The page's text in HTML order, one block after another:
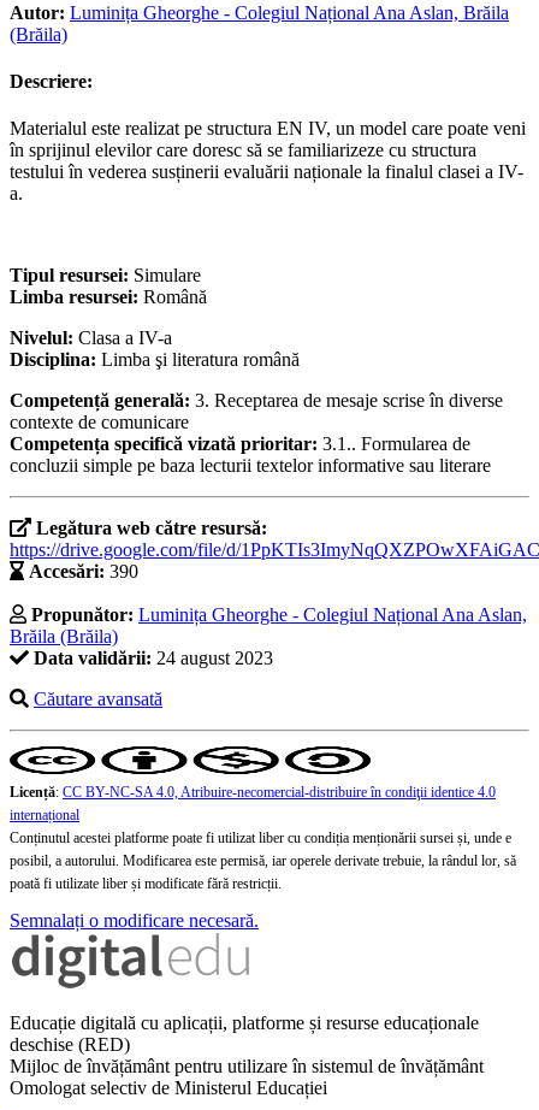
Autor: Luminița Gheorghe - Colegiul Național Ana Aslan, Brăila
(Brăila)
Descriere:
Materialul este realizat pe structura EN IV, un model care poate veni
în sprijinul elevilor care doresc să se familiarizeze cu structura
testului în vederea susținerii evaluării naționale la finalul clasei a IV-
a.
Tipul resursei: Simulare
Limba resursei: Română
Nivelul: Clasa a IV-a
Disciplina: Limba şi literatura română
Competență generală: 3. Receptarea de mesaje scrise în diverse
contexte de comunicare
Competența specifică vizată prioritar: 3.1.. Formularea de
concluzii simple pe baza lecturii textelor informative sau literare
Legătura web către resursă:
https://drive.google.com/file/d/
Accesări: 390
Propunător: Luminița Gheorghe - Colegiul Național Ana Aslan,
Brăila (Brăila)
Data validării: 24 august 2023
Căutare avansată
Licență: CC BY-NC-SA 4.0, Atribuire-necomercial-distribuire în condiţii identice 4.0
internațional
Conținutul acestei platforme poate fi utilizat liber cu condiția menționării sursei și, unde e
posibil, a autorului. Modificarea este permisă, iar operele derivate trebuie, la rândul lor, să
poată fi utilizate liber și modificate fără restricții.
Semnalați o modificare necesară.
Educație digitală cu aplicații, platforme și resurse educaționale
deschise (RED)
Mijloc de învățământ pentru utilizare în sistemul de învățământ
Omologat selectiv de Ministerul Educației